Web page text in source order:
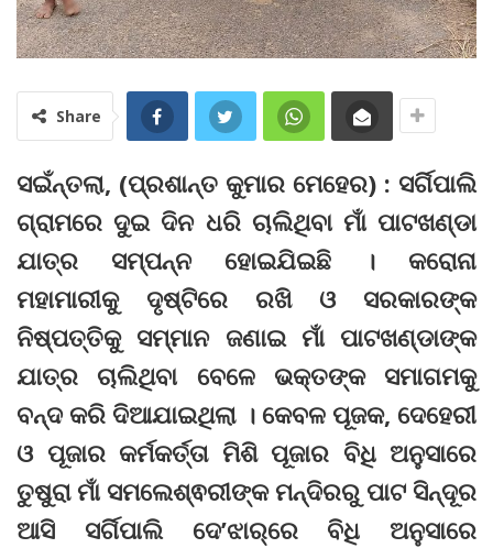
Share
ସଇଁନ୍ତଲା, (ପ୍ରଶାନ୍ତ କୁମାର ମେହେର) : ସର୍ଗିପାଲି
ଗ୍ରାମରେ ଦୁଇ ଦିନ ଧରି ଚାଲିଥିବା ମାଁ ପାଟଖଣ୍ଡା
ଯାତ୍ର ସମ୍ପନ୍ନ ହୋଇଯିଇଛି । କରୋନା
ମହାମାରୀକୁ ଦୃଷ୍ଟିରେ ରଖି ଓ ସରକାରଙ୍କ
ନିଷ୍ପତ୍ତିକୁ ସମ୍ମାନ ଜଣାଇ ମାଁ ପାଟଖଣ୍ଡା‌ଙ୍କ
ଯାତ୍ର ଚାଲିଥିବା ବେଳେ ଭକ୍ତଙ୍କ ସମାଗମକୁ
ବନ୍ଦ କରି ଦିଆଯାଇଥିଲା । କେବଳ ପୂଜକ, ଦେହେରୀ
ଓ ପୂଜାର କର୍ମକର୍ତ୍ତା ମିଶି ପୂଜାର ବିଧି ଅନୁସାରେ
ତୁଷୁରା ମାଁ ସମଲେଶ୍ଵରୀଙ୍କ ମନ୍ଦିରରୁ ପାଟ ସିନ୍ଦୂର
ଆସି ସର୍ଗିପାଲି ଦେ’ଝାର୍‌ରେ ବିଧି ଅନୁସାରେ